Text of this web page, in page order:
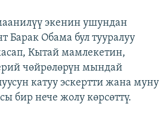
экенин ушундан
Барак Обама бул тууралуу
Кытай мамлекетин,
чөйрөлөрүн мындай
катуу эскертти жана муну
бир нече жолу көрсөттү.